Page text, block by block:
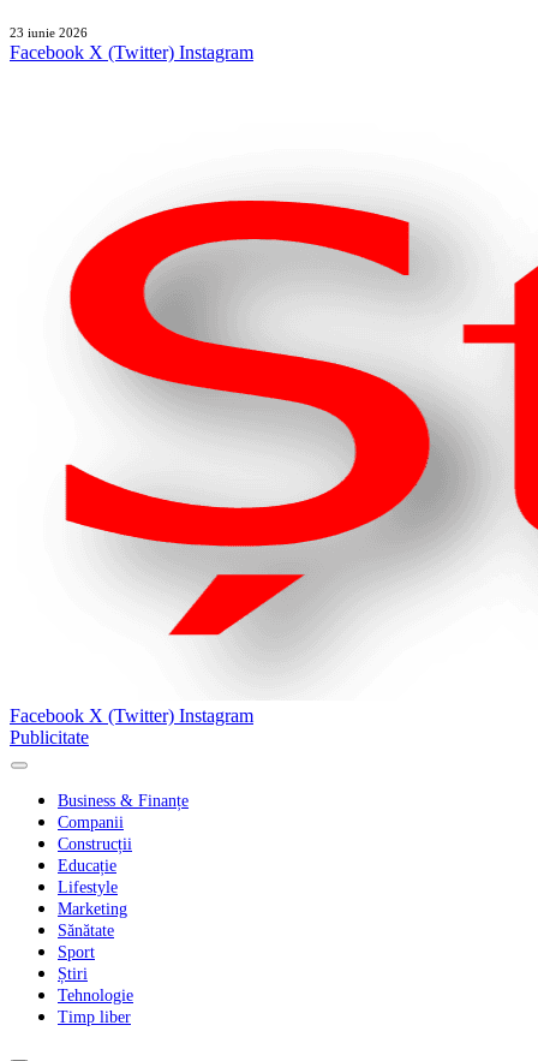
23 iunie 2026
Facebook X (Twitter) Instagram
Facebook X (Twitter) Instagram
Publicitate
Business & Finanțe
Companii
Construcții
Educație
Lifestyle
Marketing
Sănătate
Sport
Știri
Tehnologie
Timp liber